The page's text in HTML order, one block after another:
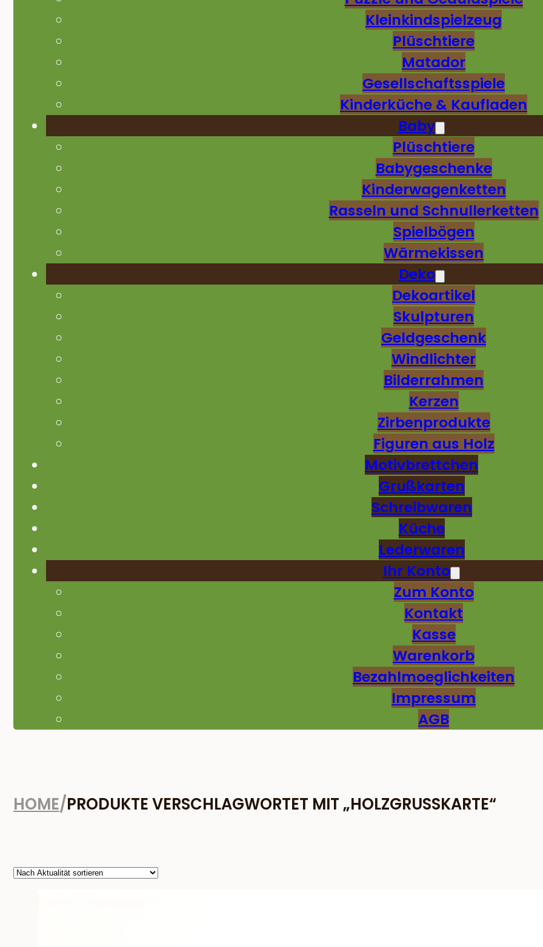
Kleinkindspielzeug
Plüschtiere
Matador
Gesellschaftsspiele
Kinderküche & Kaufladen
Baby
Plüschtiere
Babygeschenke
Kinderwagenketten
Rasseln und Schnullerketten
Spielbögen
Wärmekissen
Deko
Dekoartikel
Skulpturen
Geldgeschenk
Windlichter
Bilderrahmen
Kerzen
Zirbenprodukte
Figuren aus Holz
Motivbrettchen
Grußkarten
Schreibwaren
Küche
Lederwaren
Ihr Konto
Zum Konto
Kontakt
Kasse
Warenkorb
Bezahlmoeglichkeiten
Impressum
AGB
HOME/PRODUKTE VERSCHLAGWORTET MIT „HOLZGRUSSKARTE“